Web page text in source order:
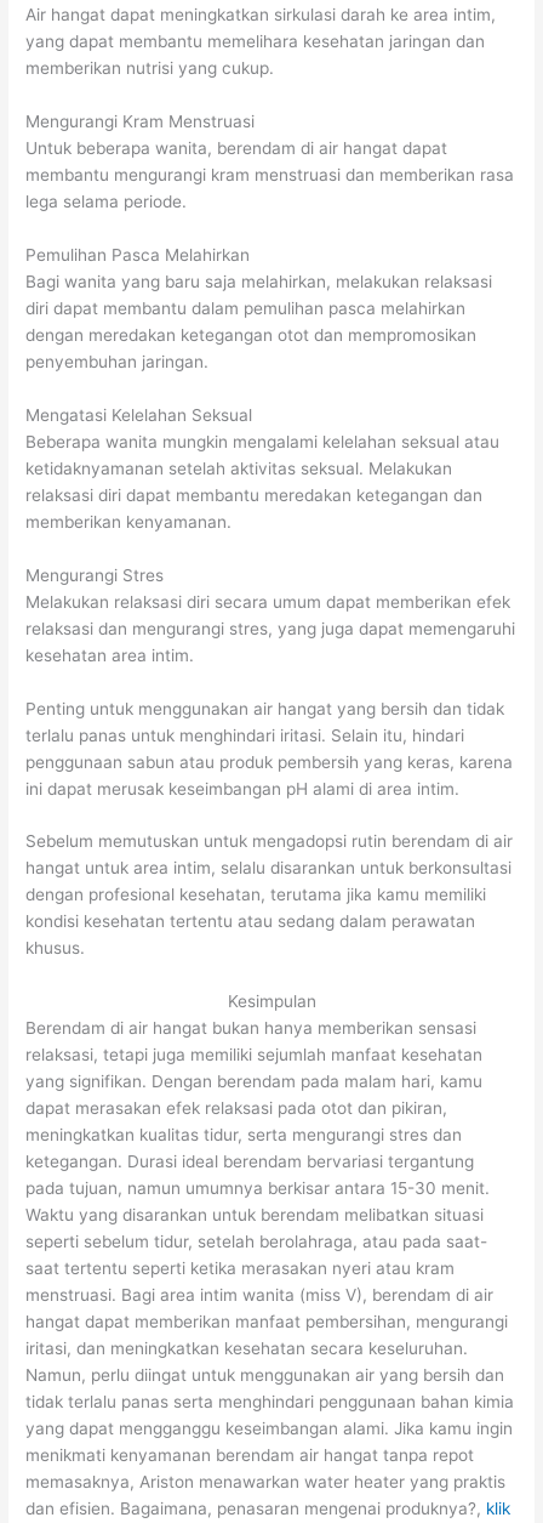
Air hangat dapat meningkatkan sirkulasi darah ke area intim,
yang dapat membantu memelihara kesehatan jaringan dan
memberikan nutrisi yang cukup.
Mengurangi Kram Menstruasi
Untuk beberapa wanita, berendam di air hangat dapat
membantu mengurangi kram menstruasi dan memberikan rasa
lega selama periode.
Pemulihan Pasca Melahirkan
Bagi wanita yang baru saja melahirkan, melakukan relaksasi
diri dapat membantu dalam pemulihan pasca melahirkan
dengan meredakan ketegangan otot dan mempromosikan
penyembuhan jaringan.
Mengatasi Kelelahan Seksual
Beberapa wanita mungkin mengalami kelelahan seksual atau
ketidaknyamanan setelah aktivitas seksual. Melakukan
relaksasi diri dapat membantu meredakan ketegangan dan
memberikan kenyamanan.
Mengurangi Stres
Melakukan relaksasi diri secara umum dapat memberikan efek
relaksasi dan mengurangi stres, yang juga dapat memengaruhi
kesehatan area intim.
Penting untuk menggunakan air hangat yang bersih dan tidak
terlalu panas untuk menghindari iritasi. Selain itu, hindari
penggunaan sabun atau produk pembersih yang keras, karena
ini dapat merusak keseimbangan pH alami di area intim.
Sebelum memutuskan untuk mengadopsi rutin berendam di air
hangat untuk area intim, selalu disarankan untuk berkonsultasi
dengan profesional kesehatan, terutama jika kamu memiliki
kondisi kesehatan tertentu atau sedang dalam perawatan
khusus.
Kesimpulan
Berendam di air hangat bukan hanya memberikan sensasi
relaksasi, tetapi juga memiliki sejumlah manfaat kesehatan
yang signifikan. Dengan berendam pada malam hari, kamu
dapat merasakan efek relaksasi pada otot dan pikiran,
meningkatkan kualitas tidur, serta mengurangi stres dan
ketegangan. Durasi ideal berendam bervariasi tergantung
pada tujuan, namun umumnya berkisar antara 15-30 menit.
Waktu yang disarankan untuk berendam melibatkan situasi
seperti sebelum tidur, setelah berolahraga, atau pada saat-
saat tertentu seperti ketika merasakan nyeri atau kram
menstruasi. Bagi area intim wanita (miss V), berendam di air
hangat dapat memberikan manfaat pembersihan, mengurangi
iritasi, dan meningkatkan kesehatan secara keseluruhan.
Namun, perlu diingat untuk menggunakan air yang bersih dan
tidak terlalu panas serta menghindari penggunaan bahan kimia
yang dapat mengganggu keseimbangan alami. Jika kamu ingin
menikmati kenyamanan berendam air hangat tanpa repot
memasaknya, Ariston menawarkan water heater yang praktis
dan efisien. Bagaimana, penasaran mengenai produknya?, klik